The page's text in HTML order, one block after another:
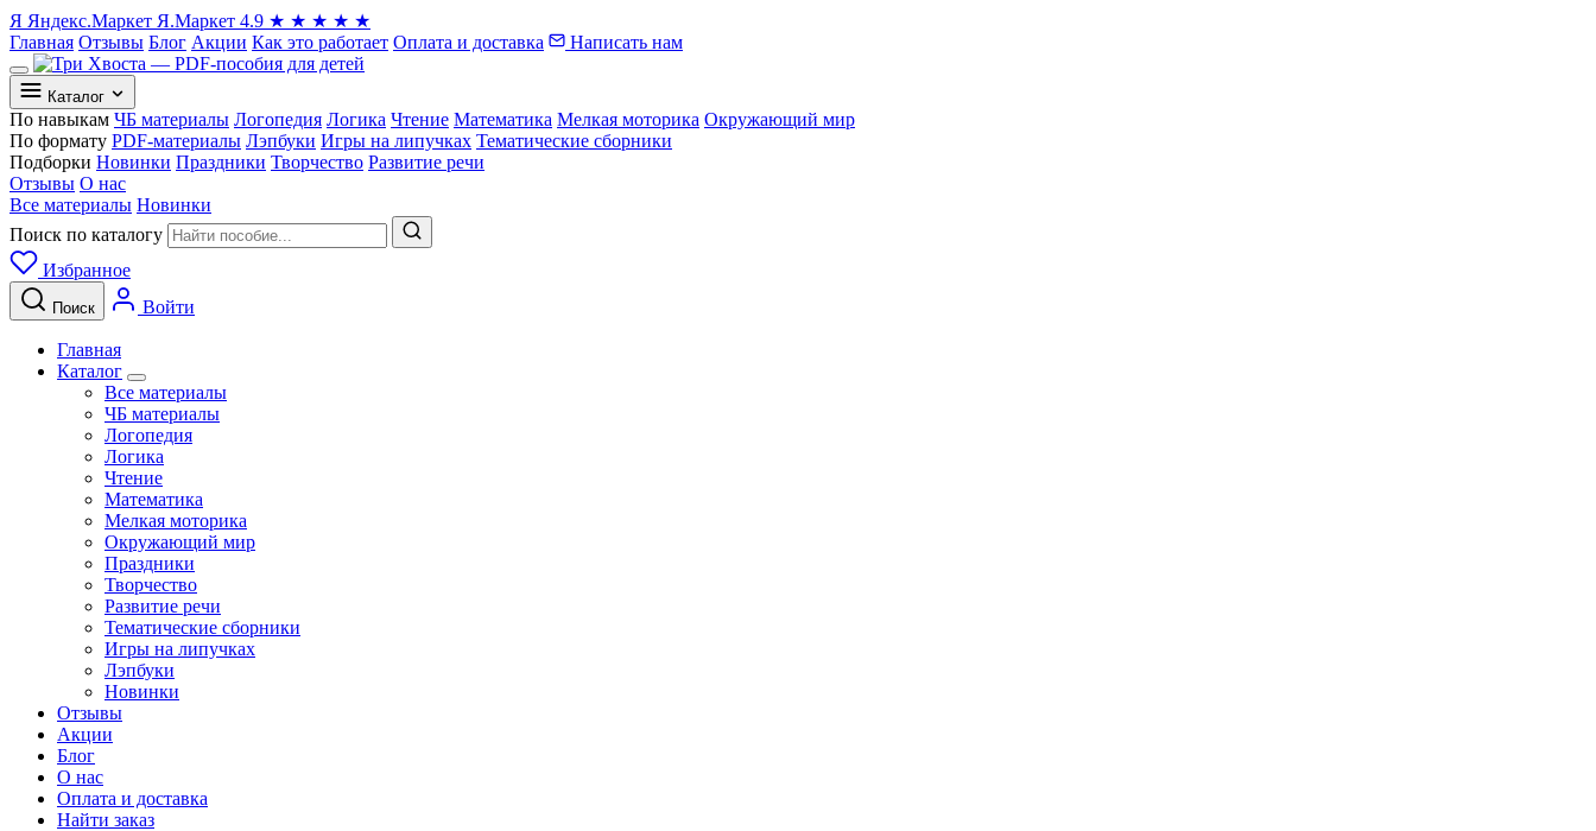
Я Яндекс.Маркет Я.Маркет 4.9 ★ ★ ★ ★ ★
Главная Отзывы Блог Акции Как это работает Оплата и доставка Написать нам
Каталог
По навыкам ЧБ материалы Логопедия Логика Чтение Математика Мелкая моторика Окружающий мир
По формату PDF-материалы Лэпбуки Игры на липучках Тематические сборники
Подборки Новинки Праздники Творчество Развитие речи
Отзывы О нас
Все материалы Новинки
Поиск по каталогу
Избранное
Поиск Войти
Главная
Каталог
Все материалы
ЧБ материалы
Логопедия
Логика
Чтение
Математика
Мелкая моторика
Окружающий мир
Праздники
Творчество
Развитие речи
Тематические сборники
Игры на липучках
Лэпбуки
Новинки
Отзывы
Акции
Блог
О нас
Оплата и доставка
Найти заказ